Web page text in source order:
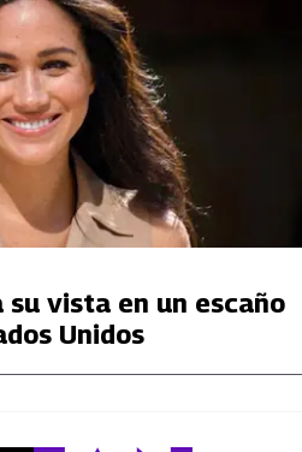
su vista en un escaño
Unidos